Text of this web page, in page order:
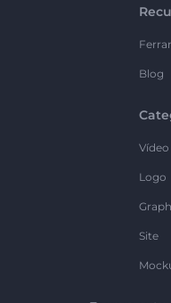
Blog
Vídeo
Logo
Site